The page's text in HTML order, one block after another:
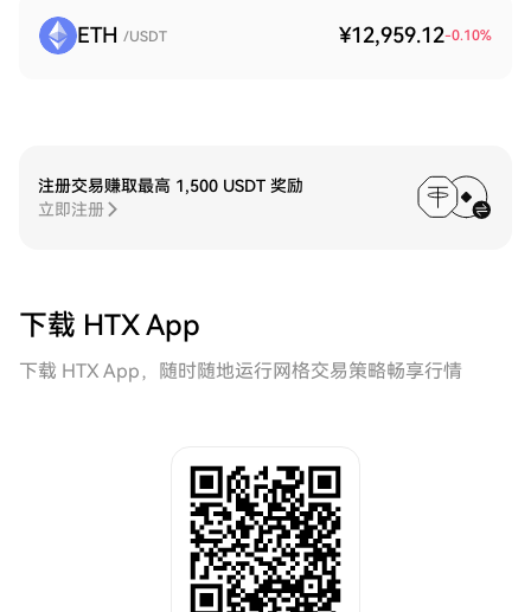
ETH /USDT ¥12,959.12-0.10%
注册交易赚取最高 1,500 USDT 奖励
立即注册
下载 HTX App
下载 HTX App，随时随地运行网格交易策略畅享行情